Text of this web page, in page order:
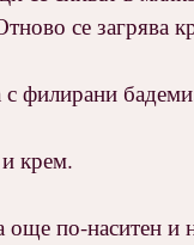
се загрява
с филирани
крем.
още по-наситен и